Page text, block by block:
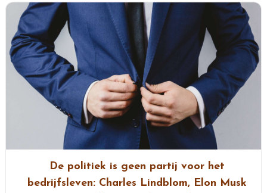
De politiek is geen partij voor het
bedrijfsleven: Charles Lindblom, Elon Musk